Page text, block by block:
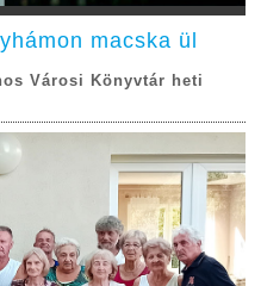
macska ül
Városi Könyvtár heti